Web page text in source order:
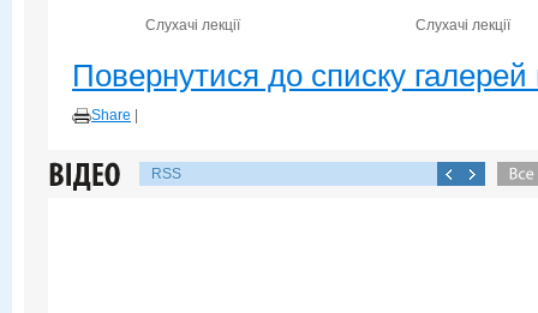
Слухачі лекції Слухачі лекції
Повернутися до списку галерей
Share
RSS